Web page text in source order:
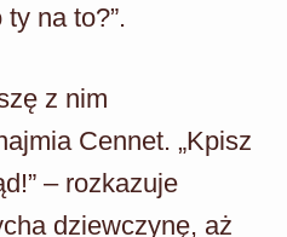
na to?”.
z nim
Cennet. „Kpisz
– rozkazuje
dziewczynę, aż